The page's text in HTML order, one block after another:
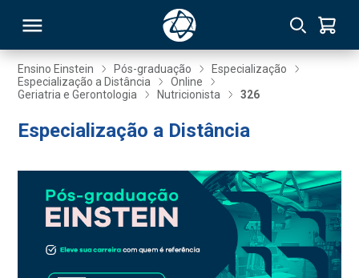
Ensino Einstein Pós-graduação
Especialização
Especialização a Distância
Online
Geriatria e Gerontologia
Nutricionista 326
Especialização a Distância